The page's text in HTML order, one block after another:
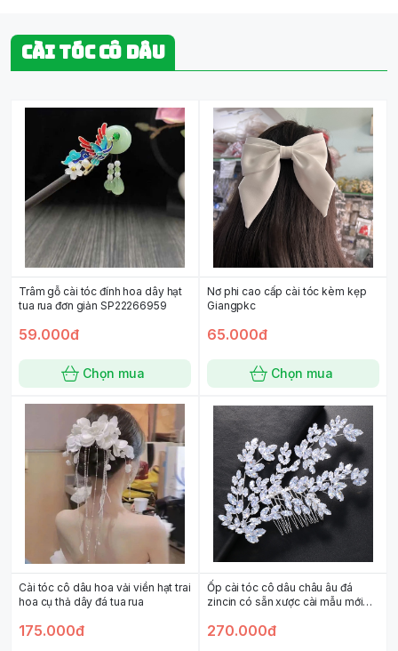
CÀI TÓC CÔ DÂU
Trâm gỗ cài tóc đính hoa dây hạt
tua rua đơn giản SP22266959
59.000đ
Chọn mua
Nơ phi cao cấp cài tóc kèm kẹp
Giangpkc
65.000đ
Chọn mua
Cài tóc cô dâu hoa vải viền hạt trai
hoa cụ thả dây đá tua rua
175.000đ
Ốp cài tóc cô dâu châu âu đá
zincin có sẵn xược cài mẫu mới
270.000đ